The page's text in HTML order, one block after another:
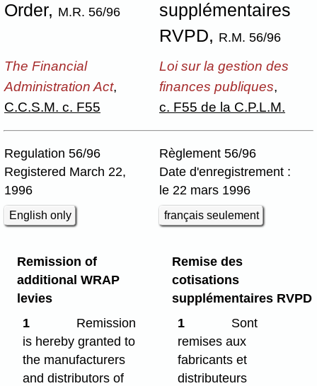
Order, M.R. 56/96
supplémentaires
RVPD, R.M. 56/96
The Financial
Administration Act,
C.C.S.M. c. F55
Loi sur la gestion des
finances publiques,
c. F55 de la C.P.L.M.
Regulation 56/96
Registered March 22,
1996
English only
Règlement 56/96
Date d'enregistrement :
le 22 mars 1996
français seulement
Remission of
additional WRAP
levies
1
Remission
is hereby granted to
the manufacturers
and distributors of
Remise des
cotisations
supplémentaires RVPD
1
Sont
remises aux
fabricants et
distributeurs